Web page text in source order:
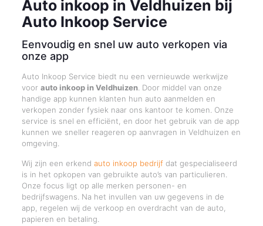
Auto inkoop in Veldhuizen bij
Auto Inkoop Service
Eenvoudig en snel uw auto verkopen via
onze app
Auto Inkoop Service biedt nu een vernieuwde werkwijze
voor auto inkoop in Veldhuizen. Door middel van onze
handige app kunnen klanten hun auto aanmelden en
verkopen zonder fysiek naar ons kantoor te komen. Onze
service is snel en efficiënt, en door het gebruik van de app
kunnen we sneller reageren op aanvragen in Veldhuizen en
omgeving.
Wij zijn een erkend auto inkoop bedrijfdat gespecialiseerd
is in het opkopen van gebruikte auto’s van particulieren.
Onze focus ligt op alle merken personen- en
bedrijfswagens. Na het invullen van uw gegevens in de
app, regelen wij de verkoop en overdracht van de auto,
papieren en betaling.